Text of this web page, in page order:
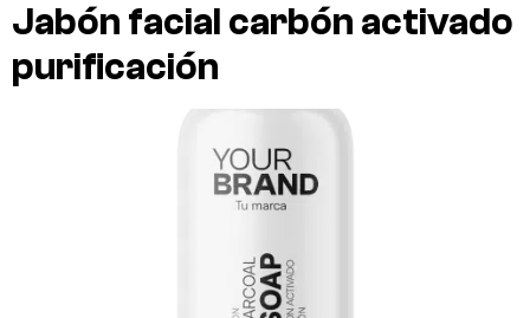
Jabón facial carbón activado
purificación